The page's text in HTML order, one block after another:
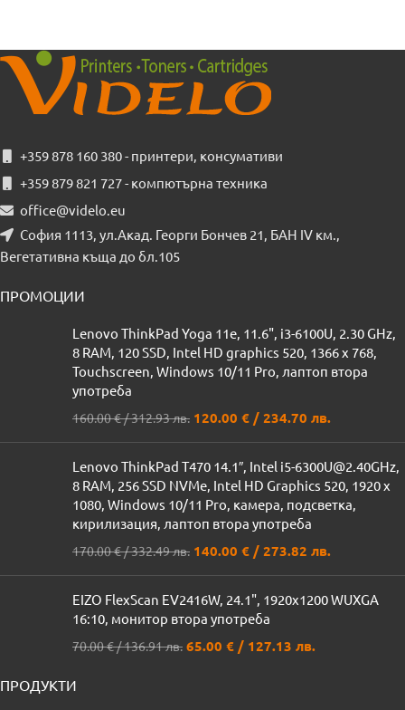
+359 878 160 380 - принтери, консумативи
+359 879 821 727 - компютърна техника
office@videlo.eu
София 1113, ул.Акад. Георги Бончев 21, БАН IV км.,
Вегетативна къща до бл.105
ПРОМОЦИИ
Lenovo ThinkPad Yoga 11e, 11.6", i3-6100U, 2.30 GHz,
8 RAM, 120 SSD, Intel HD graphics 520, 1366 x 768,
Touchscreen, Windows 10/11 Pro, лаптоп втора
употреба
160.00€/ 312.93 лв. 120.00 € / 234.70 лв.
Lenovo ThinkPad T470 14.1″, Intel i5-6300U@2.40GHz,
8 RAM, 256 SSD NVMe, Intel HD Graphics 520, 1920 x
1080, Windows 10/11 Pro, камера, подсветка,
кирилизация, лаптоп втора употреба
170.00€/ 332.49 лв. 140.00 € / 273.82 лв.
EIZO FlexScan EV2416W, 24.1", 1920x1200 WUXGA
16:10, монитор втора употреба
70.00€/ 136.91 лв. 65.00 € / 127.13 лв.
ПРОДУКТИ